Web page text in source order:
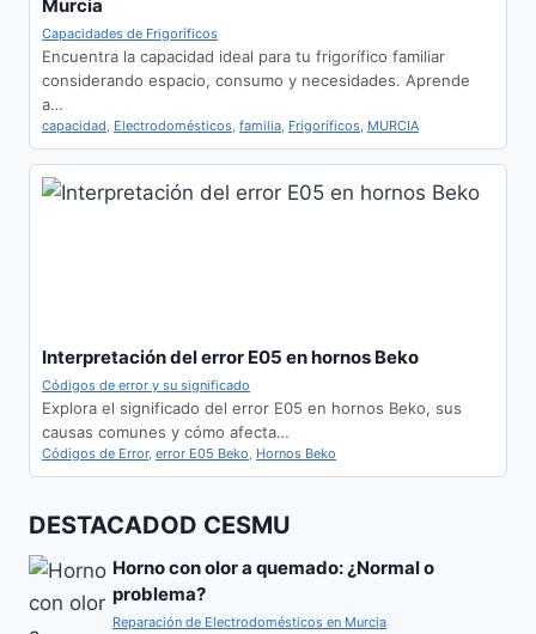
Murcia
Capacidades de Frigoríficos
Encuentra la capacidad ideal para tu frigorífico familiar
considerando espacio, consumo y necesidades. Aprende
a…
capacidad Electrodomésticos familia Frigoríficos MURCIA
Interpretación del error E05 en hornos Beko
Códigos de error y su significado
Explora el significado del error E05 en hornos Beko, sus
causas comunes y cómo afecta…
Códigos de Error, error E05 Beko Hornos Beko
DESTACADOD CESMU
Horno con olor a quemado: ¿Normal o
problema?
Reparación de Electrodomésticos en Murcia